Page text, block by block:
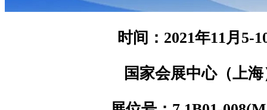
时间：2021年11月5-
国家会展中心（上海